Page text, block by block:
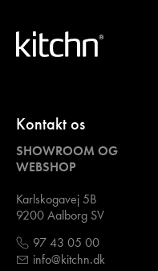
Kontakt os
SHOWROOM OG
WEBSHOP
Karlskogavej 5B
9200 Aalborg SV
97 43 05 00
info@kitchn.dk